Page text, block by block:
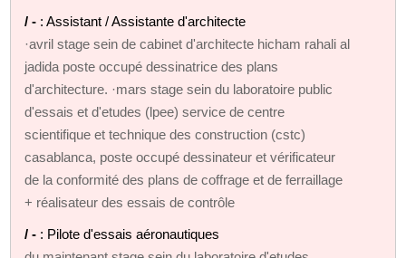
/ - : Assistant / Assistante d'architecte
·avril stage sein de cabinet d'architecte hicham rahali al
jadida poste occupé dessinatrice des plans
d'architecture. ·mars stage sein du laboratoire public
d'essais et d'etudes (lpee) service de centre
scientifique et technique des construction (cstc)
casablanca, poste occupé dessinateur et vérificateur
de la conformité des plans de coffrage et de ferraillage
+ réalisateur des essais de contrôle
/ - : Pilote d'essais aéronautiques